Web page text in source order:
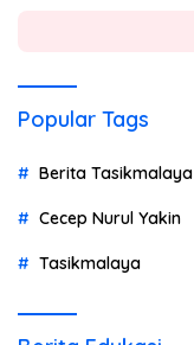
Popular Tags
Berita Tasikmalaya
Cecep Nurul Yakin
Tasikmalaya